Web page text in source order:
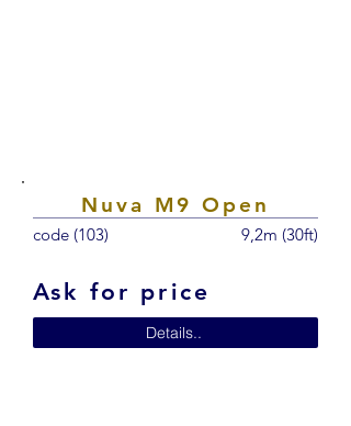
Nuva M9 Open
code (103) 9,2m (30ft)
Ask for price
Details..